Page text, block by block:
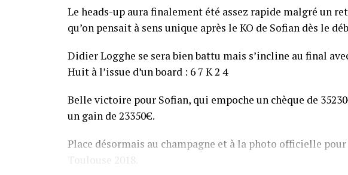
Le heads-up aura finalement été assez rapide malgré un
qu’on pensait à sens unique après le KO de Sofian dès le
Didier Logghe se sera bien battu mais s’incline au final
Huit à l’issue d’un board : 6 7 K 2 4
Belle victoire pour Sofian, qui empoche un chèque de
un gain de 23350€.
Place désormais au champagne et à la photo officielle
Toulouse 2018.